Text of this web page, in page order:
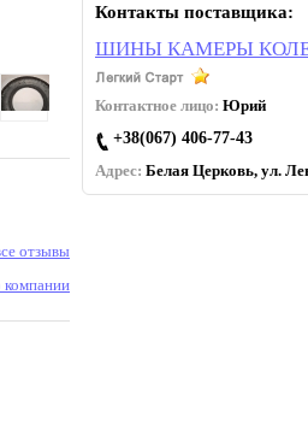
отзывы
компании
Контакты поставщика:
ШИНЫ КАМЕРЫ
Контактное лицо: Юрий
+38(067) 406-77-43
Адрес: Белая Церковь, ул.